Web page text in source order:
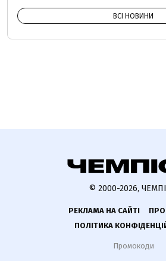
ВСІ НОВИНИ
© 2000-2026,
РЕКЛАМА НА САЙТІ
ПОЛІТИКА
Промокоди